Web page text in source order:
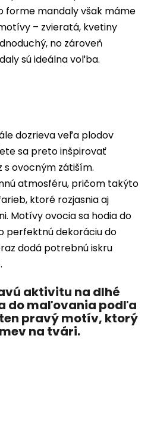
forme mandaly však máme
– zvieratá, kvetiny
no zároveň
sú ideálna voľba.
dozrieva veľa plodov
sa preto inšpirovať
ovocným zátiším.
atmosféru, pričom takýto
ktoré rozjasnia aj
Motívy ovocia sa hodia do
perfektnú dekoráciu do
dodá potrebnú iskru
aktivitu na dlhé
do maľovania podľa
pravý motív, ktorý
na tvári.